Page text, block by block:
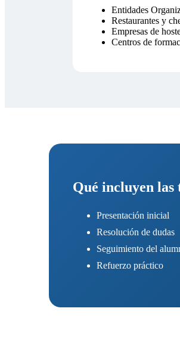
Entidades
Restaurantes y
Empresas de
Centros de
Qué incluyen
Presentación inicial
Resolución de dudas
Seguimiento del
Refuerzo práctico